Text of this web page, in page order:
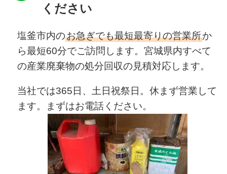
ください
塩釜市内のお急ぎでも最短最寄りの営業所か
ら最短60分でご訪問します。宮城県内すべて
の産業廃棄物の処分回収の見積対応します。
当社では365日、土日祝祭日。休まず営業して
ます。まずはお電話ください。